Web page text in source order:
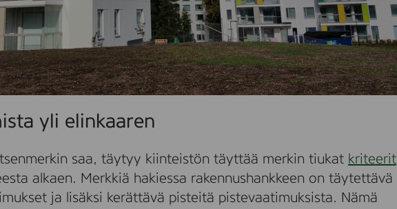
yli elinkaaren
saa, täytyy kiinteistön täyttää merkin tiukat kriteerit
alkaen. Merkkiä hakiessa rakennushankkeen on täytettävä
ja lisäksi kerättävä pisteitä pistevaatimuksista. Nämä